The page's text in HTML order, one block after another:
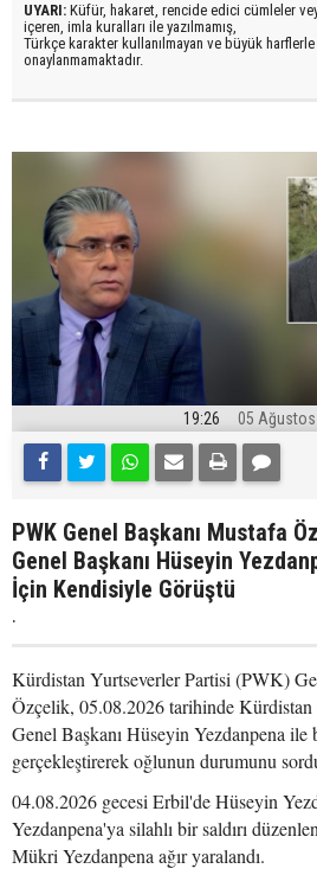
UYARI: Küfür, hakaret, rencide edici cümleler
içeren, imla kuralları ile yazılmamış,
Türkçe karakter kullanılmayan ve büyük harflerle
onaylanmamaktadır.
19:26 05 Ağustos
PWK Genel Başkanı Mustafa
Genel Başkanı Hüseyin
İçin Kendisiyle Görüştü
.
Kürdistan Yurtseverler Partisi (PWK)
Özçelik, 05.08.2026 tarihinde
Genel Başkanı Hüseyin Yezdanpena ile
gerçekleştirerek oğlunun durumunu
04.08.2026 gecesi Erbil'de Hüseyin
Yezdanpena'ya silahlı bir saldırı
Mükri Yezdanpena ağır yaralandı.